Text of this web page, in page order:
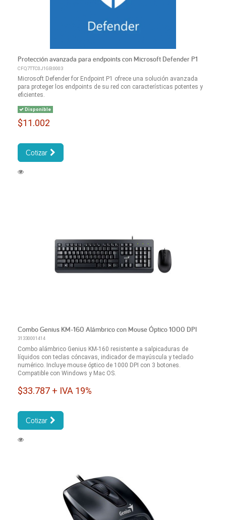
Protección avanzada para endpoints con Microsoft Defender P1
CFQ7TTC0J1GB:0003
Microsoft Defender for Endpoint P1 ofrece una solución avanzada
para proteger los endpoints de su red con características potentes y
eficientes.
Disponible
$11.002
Cotizar
Combo Genius KM-160 Alámbrico con Mouse Óptico 1000 DPI
31330001414
Combo alámbrico Genius KM-160 resistente a salpicaduras de
líquidos con teclas cóncavas, indicador de mayúscula y teclado
numérico. Incluye mouse óptico de 1000 DPI con 3 botones.
Compatible con Windows y Mac OS.
$33.787 + IVA 19%
Cotizar